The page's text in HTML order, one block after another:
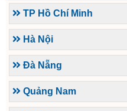
TP Hồ Chí Minh
Hà Nội
Đà Nẵng
Quảng Nam